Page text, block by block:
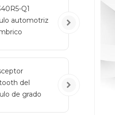
Q1
automotriz
del
de grado